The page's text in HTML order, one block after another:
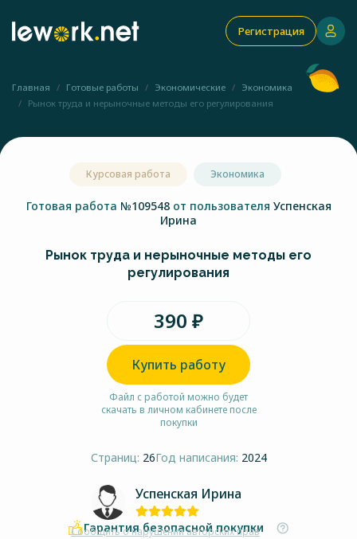
Регистрация
Главная Готовые работы Экономические
Экономика
Рынок труда и нерыночные методы его регулирования
Курсовая работа Экономика
Готовая работа №109548 от пользователя Успенская
Ирина
Рынок труда и нерыночные методы его
регулирования
390 ₽
Купить работу
Файл с работой можно будет
скачать в личном кабинете после
покупки
Страниц: 26Год написания: 2024
Успенская Ирина
Сообщить о нарушении авторских прав
Гарантия безопасной покупки